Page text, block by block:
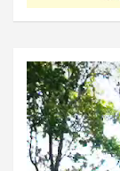
Video
Player